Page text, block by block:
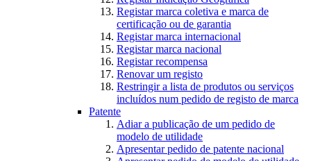
Registar marca coletiva e marca de
certificação ou de garantia
Registar marca internacional
Registar marca nacional
Registar recompensa
Renovar um registo
Restringir a lista de produtos ou serviços
incluídos num pedido de registo de marca
Patente
Adiar a publicação de um pedido de
modelo de utilidade
Apresentar pedido de patente nacional